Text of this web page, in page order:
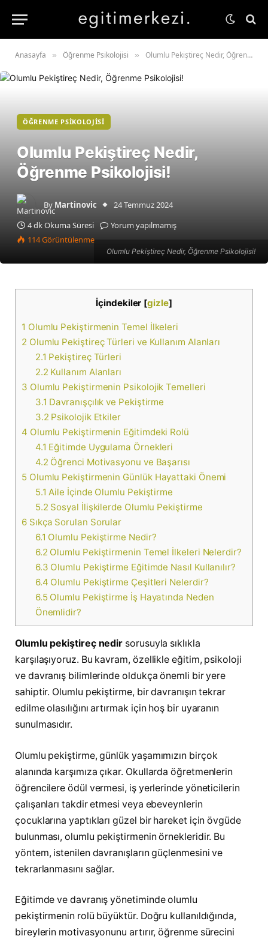
Anasayfa » Öğrenme Psikolojisi » Olumlu Pekiştireç Nedir, Öğrenme Psikolojisi!
Olumlu Pekiştireç Nedir, Öğrenme Psikolojisi!
ÖĞRENME PSIKOLOJISI
Olumlu Pekiştireç Nedir,
Öğrenme Psikolojisi!
By Martinovic
24 Temmuz 2024
4 dk Okuma Süresi
Yorum yapılmamış
114Görüntülenme
İçindekiler [gizle]
1 Olumlu Pekiştirmenin Temel İlkeleri
2 Olumlu Pekiştireç Türleri ve Kullanım Alanları
2.1 Pekiştireç Türleri
2.2 Kullanım Alanları
3 Olumlu Pekiştirmenin Psikolojik Temelleri
3.1 Davranışçılık ve Pekiştirme
3.2 Psikolojik Etkiler
4 Olumlu Pekiştirmenin Eğitimdeki Rolü
4.1 Eğitimde Uygulama Örnekleri
4.2 Öğrenci Motivasyonu ve Başarısı
5Olumlu Pekiştirmenin Günlük Hayattaki Önemi
5.1 Aile İçinde Olumlu Pekiştirme
5.2 Sosyal İlişkilerde Olumlu Pekiştirme
6Sıkça Sorulan Sorular
6.1 Olumlu Pekiştirme Nedir?
6.2 Olumlu Pekiştirmenin Temel İlkeleri Nelerdir?
6.3 Olumlu Pekiştirme Eğitimde Nasıl Kullanılır?
6.4 Olumlu Pekiştirme Çeşitleri Nelerdir?
6.5Olumlu Pekiştirme İş Hayatında Neden
Önemlidir?
Olumlu pekiştireç nedir sorusuyla sıklıkla
karşılaşıyoruz. Bu kavram, özellikle eğitim, psikoloji
ve davranış bilimlerinde oldukça önemli bir yere
sahiptir. Olumlu pekiştirme, bir davranışın tekrar
edilme olasılığını artırmak için hoş bir uyaranın
sunulmasıdır.
Olumlu pekiştirme, günlük yaşamımızın birçok
alanında karşımıza çıkar. Okullarda öğretmenlerin
öğrencilere ödül vermesi, iş yerlerinde yöneticilerin
çalışanları takdir etmesi veya ebeveynlerin
çocuklarına yaptıkları güzel bir hareket için övgüde
bulunması, olumlu pekiştirmenin örnekleridir. Bu
yöntem, istenilen davranışların güçlenmesini ve
tekrarlanmasını sağlar.
Eğitimde ve davranış yönetiminde olumlu
pekiştirmenin rolü büyüktür. Doğru kullanıldığında,
bireylerin motivasyonunu artırır, öğrenme sürecini